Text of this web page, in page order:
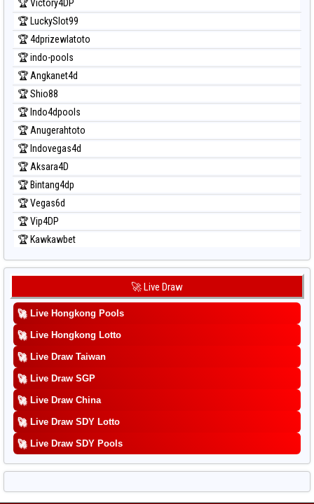
🏆 Victory4DP
🏆 LuckySlot99
🏆 4dprizewlatoto
🏆 indo-pools
🏆 Angkanet4d
🏆 Shio88
🏆 Indo4dpools
🏆 Anugerahtoto
🏆 Indovegas4d
🏆 Aksara4D
🏆 Bintang4dp
🏆 Vegas6d
🏆 Vip4DP
🏆 Kawkawbet
🚀 Live Draw
🚀 Live Hongkong Pools
🚀 Live Hongkong Lotto
🚀 Live Draw Taiwan
🚀 Live Draw SGP
🚀 Live Draw China
🚀 Live Draw SDY Lotto
🚀 Live Draw SDY Pools